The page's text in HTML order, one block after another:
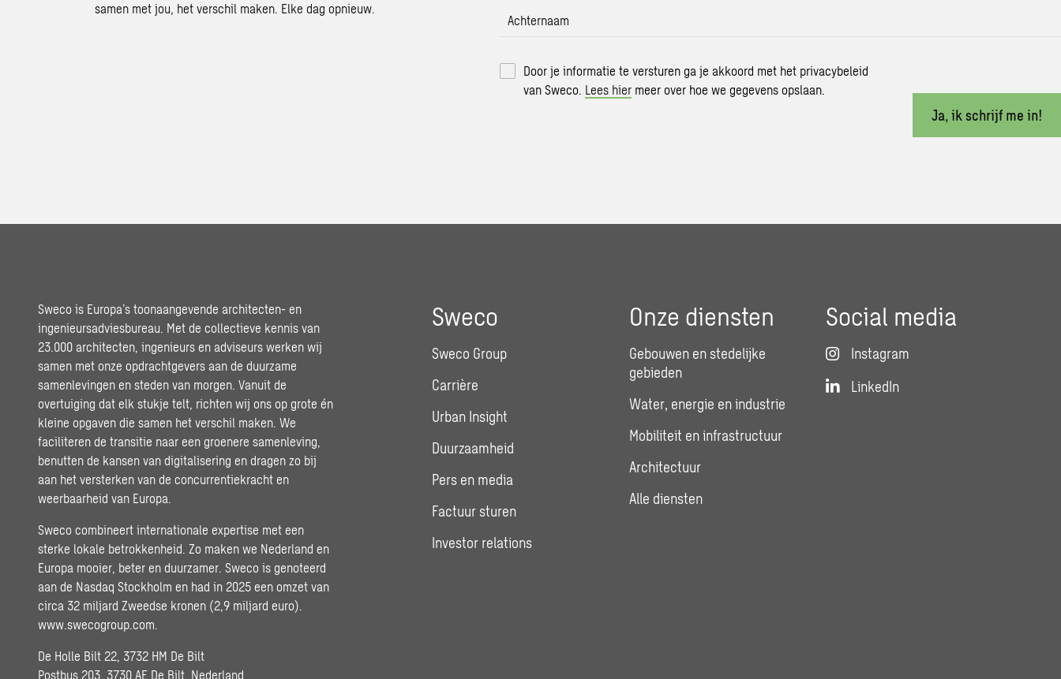
samen met jou, het verschil maken. Elke dag opnieuw.
Achternaam
Door je informatie te versturen ga je akkoord met het privacybeleid
van Sweco. Lees hier meer over hoe we gegevens opslaan.
Ja, ik schrijf me in!
Sweco is Europa’s toonaangevende architecten- en
ingenieursadviesbureau. Met de collectieve kennis van
23.000 architecten, ingenieurs en adviseurs werken wij
samen met onze opdrachtgevers aan de duurzame
samenlevingen en steden van morgen. Vanuit de
overtuiging dat elk stukje telt, richten wij ons op grote én
kleine opgaven die samen het verschil maken. We
faciliteren de transitie naar een groenere samenleving,
benutten de kansen van digitalisering en dragen zo bij
aan het versterken van de concurrentiekracht en
weerbaarheid van Europa.
Sweco combineert internationale expertise met een
sterke lokale betrokkenheid. Zo maken we Nederland en
Europa mooier, beter en duurzamer. Sweco is genoteerd
aan de Nasdaq Stockholm en had in 2025 een omzet van
circa 32 miljard Zweedse kronen (2,9 miljard euro).
www.swecogroup.com
De Holle Bilt 22, 3732 HM De Bilt
Postbus 203, 3730 AE De Bilt, Nederland
Sweco
Sweco Group
Carrière
Urban Insight
Duurzaamheid
Pers en media
Factuur sturen
Investor relations
Onze diensten
Gebouwen en stedelijke
gebieden
Water, energie en industrie
Mobiliteit en infrastructuur
Architectuur
Alle diensten
Social media
Instagram
LinkedIn